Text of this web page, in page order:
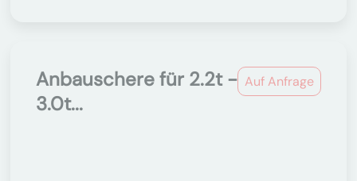
Auf Anfrage
Anbauschere für 2.2t -
3.0t...